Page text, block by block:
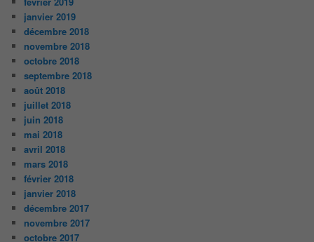
janvier 2019
décembre 2018
novembre 2018
octobre 2018
septembre 2018
août 2018
juillet 2018
juin 2018
mai 2018
avril 2018
mars 2018
février 2018
janvier 2018
décembre 2017
novembre 2017
octobre 2017